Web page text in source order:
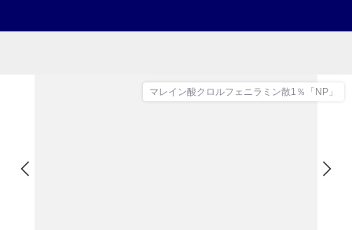
マレイン酸クロルフェニラミン散1％「NP」